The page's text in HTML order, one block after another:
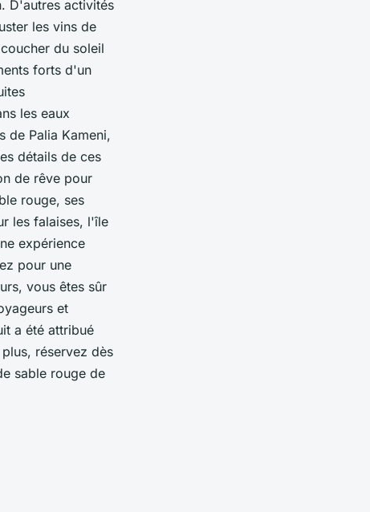
D'autres activités
les vins de
du soleil
forts d'un
les eaux
de Palia Kameni,
détails de ces
de rêve pour
rouge, ses
les falaises, l'île
expérience
pour une
vous êtes sûr
et
a été attribué
réservez dès
sable rouge de